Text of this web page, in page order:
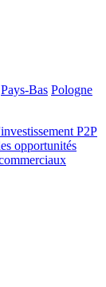
Pays-Bas Pologne
P2P
opportunités